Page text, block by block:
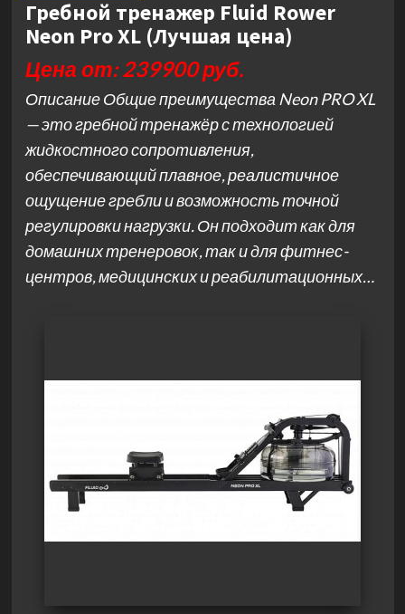
Гребной тренажер Fluid Rower
Neon Pro XL (Лучшая цена)
Цена от: 239900 руб.
Описание Общие преимущества Neon PRO XL
— это гребной тренажёр с технологией
жидкостного сопротивления,
обеспечивающий плавное, реалистичное
ощущение гребли и возможность точной
регулировки нагрузки. Он подходит как для
домашних тренеровок, так и для фитнес-
центров, медицинских и реабилитационных…